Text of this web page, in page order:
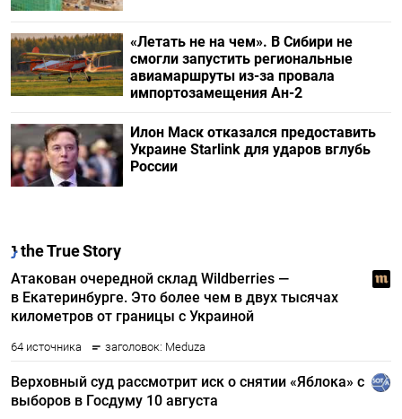
«Летать не на чем». В Сибири не
смогли запустить региональные
авиамаршруты из-за провала
импортозамещения Ан-2
Илон Маск отказался предоставить
Украине Starlink для ударов вглубь
России